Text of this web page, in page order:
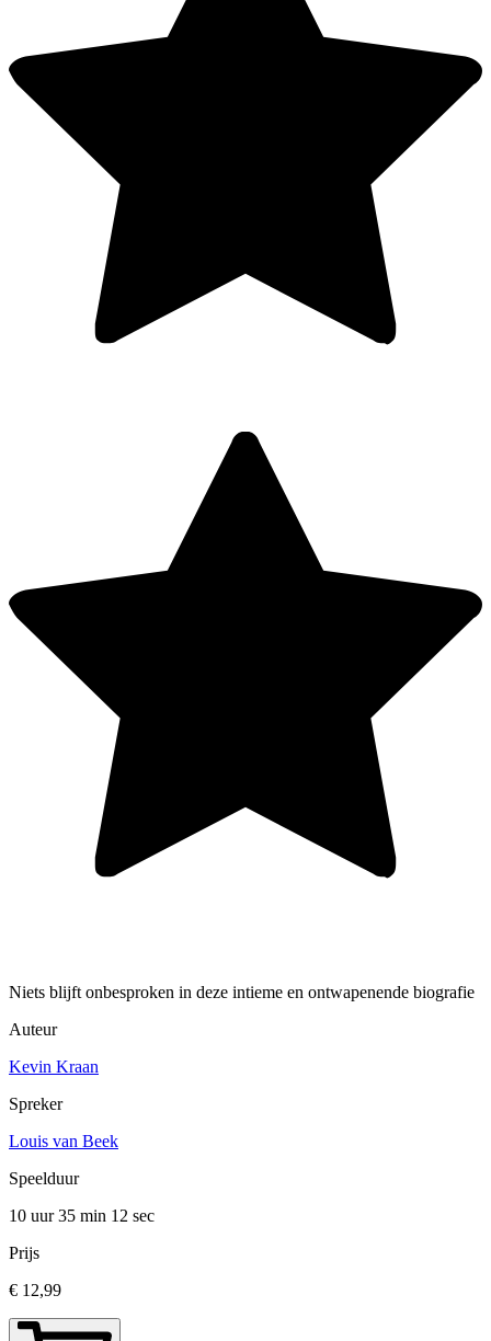
Niets blijft onbesproken in deze intieme en ontwapenende biografie
Auteur
Kevin Kraan
Spreker
Louis van Beek
Speelduur
10 uur 35 min 12 sec
Prijs
€ 12,99